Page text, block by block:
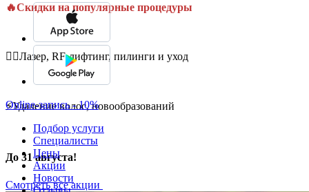
🔥Скидки на популярные процедуры
💆‍♀️Лазер, RF-лифтинг, пилинги и уход
⚡Удаление волос, новообразований
До 31 августа!
Смотреть все акции
Online-запись - 10%
Подбор услуги
Специалисты
Цены
Акции
Новости